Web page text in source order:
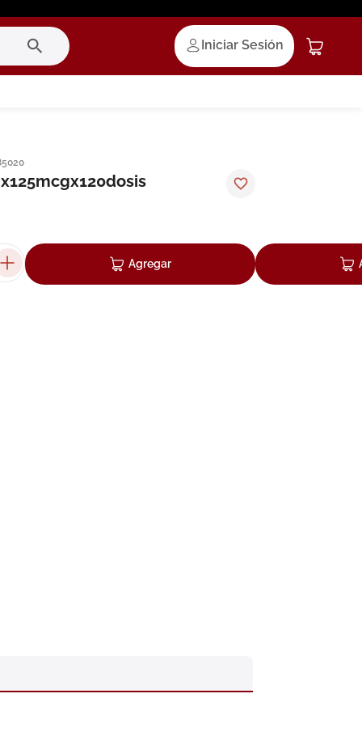
Iniciar Sesión
Agregar